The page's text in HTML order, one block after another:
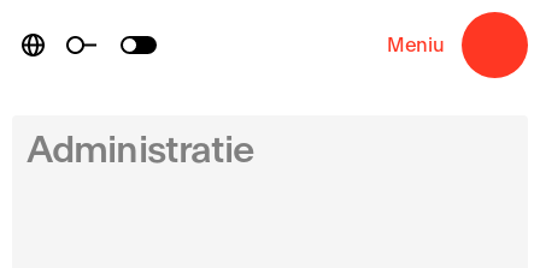
content
Meniu
Administratie